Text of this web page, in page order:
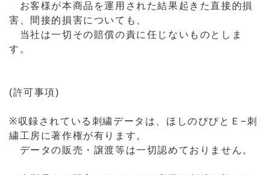
お客様が本商品を運用された結果起きた直接的損
害、間接的損害についても、
当社は一切その賠償の責に任じないものとしま
す。
(許可事項)
※収録されている刺繍データは、ほしのぴぴとＥ−刺
繍工房に著作権が有ります。
データの販売・譲渡等は一切認めておりません。